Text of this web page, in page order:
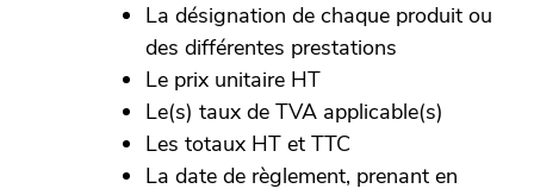
La désignation de chaque produit ou
des différentes prestations
Le prix unitaire HT
Le(s) taux de TVA applicable(s)
Les totaux HT et TTC
La date de règlement, prenant en